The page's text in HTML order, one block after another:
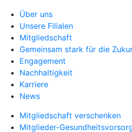
Über uns
Unsere Filialen
Mitgliedschaft
Gemeinsam stark für die
Engagement
Nachhaltigkeit
Karriere
News
Mitgliedschaft verschenken
Mitglieder-